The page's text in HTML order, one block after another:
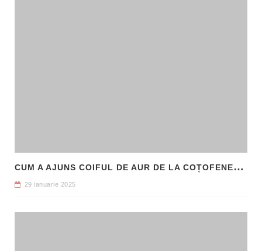
C
UM A AJUNS COIFUL DE AUR DE LA COȚOFENEȘTI ÎN PATRIMONIUL NAȚIONAL
29 ianuarie 2025